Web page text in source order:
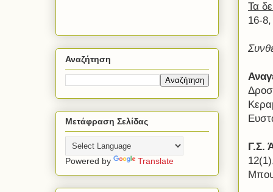
Τα
16-
Γ.Σ.
Αναζήτηση
Μετάφραση Σελίδας
Powered by Translate